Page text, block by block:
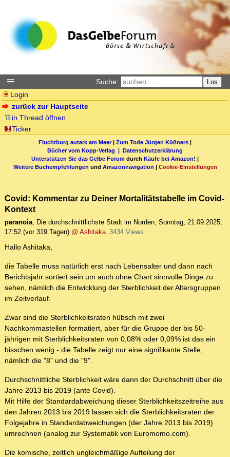
Suche: Los
Login
zurück zur Hauptseite
in Thread öffnen
Ticker
Fluchtburg autark am Meer| Zum Tode Jürgen Küßners |
Bücher vom Kopp-Verlag | Datenschutzerklärung
Unterstützen Sie das Gelbe Forum durch Käufe bei Amazon! |
Weitere Buchempfehlungen und Amazonnavigation | Cookie-Einstellungen
Covid: Kommentar zu Deiner Mortalitätstabelle im Covid-
Kontext
paranoia, Die durchschnittlichste Stadt im Norden, Sonntag, 21.09.2025,
17:52 (vor 319 Tagen) @ Ashitaka 3434 Views
Hallo Ashitaka,
die Tabelle muss natürlich erst nach Lebensalter und dann nach
Berichtsjahr sortiert sein um auch ohne Chart sinnvolle Dinge zu
sehen, nämlich die Entwicklung der Sterblichkeit der Altersgruppen
im Zeitverlauf.
Zwar sind die Sterblichkeitsraten hübsch mit zwei
Nachkommastellen formatiert, aber für die Gruppe der bis 50-
jährigen mit Sterblichkeitsraten von 0,08% oder 0,09% ist das ein
bisschen wenig - die Tabelle zeigt nur eine signifikante Stelle,
nämlich die "8" und die "9".
Durchschnittliche Sterblichkeit wäre dann der Durchschnitt über die
Jahre 2013 bis 2019 (ante Covid).
Mit Hilfe der Standardabweichung dieser Sterblichkeitszeitreihe aus
den Jahren 2013 bis 2019 lassen sich die Sterblichkeitsraten der
Folgejahre in Standardabweichungen (der Jahre 2013 bis 2019)
umrechnen (analog zur Systematik von Euromomo.com).
Die komische, zeitlich ungleichmäßige Aufteilung der